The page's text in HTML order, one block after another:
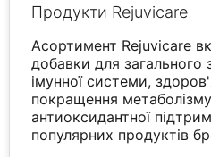
Продукти Rejuvicare
Асортимент Rejuvicare
добавки для загального
імунної системи,
покращення
антиоксидантної
популярних продуктів